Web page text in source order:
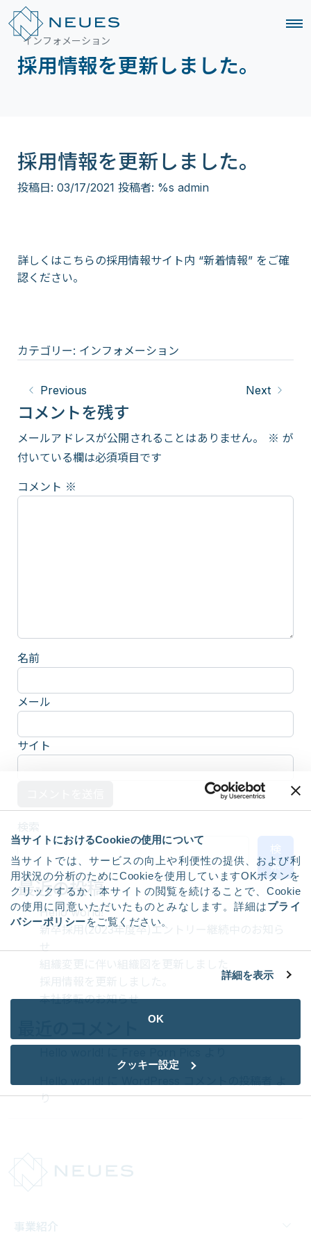
当サイトにおけるCookieの使用について
当サイトでは、サービスの向上や利便性の提供、および利
用状況の分析のためにCookieを使用していますOKボタンを
クリックするか、本サイトの閲覧を続けることで、Cookie
の使用に同意いただいたものとみなします。詳細はプライ
バシーポリシーをご覧ください。
詳細を表示
OK
クッキー設定
インフォメーション
採用情報を更新しました。
採用情報を更新しました。
投稿日: 03/17/2021 投稿者: %s admin
詳しくはこちらの採用情報サイト内 “新着情報”をご確
認ください。
カテゴリー: インフォメーション
Previous Next
コメントを残す
メールアドレスが公開されることはありません。 ※ が
付いている欄は必須項目です
コメント ※
名前
メール
サイト
検
索
最近の投稿
Hello world!
新卒採用(2023年度卒)エントリー継続中のお知ら
せ
本社移転のお知らせ
り
事業紹介